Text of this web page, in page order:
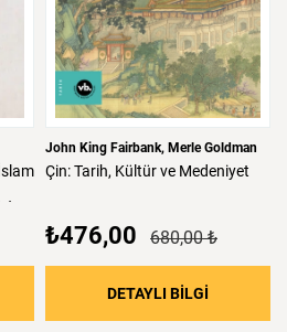
Hilafeti’nin Toprakları İslam
John King Fairbank Merle Goldman
Çin:Tarih, Kültürve Medeniyet
₺476,00 680,00 ₺
DETAYLI BİLGİ